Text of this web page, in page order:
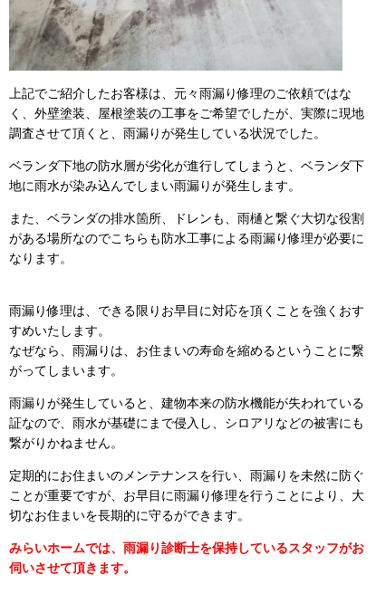
上記でご紹介したお客様は、元々雨漏り修理のご依頼ではな
く、外壁塗装、屋根塗装の工事をご希望でしたが、実際に現地
調査させて頂くと、雨漏りが発生している状況でした。
ベランダ下地の防水層が劣化が進行してしまうと、ベランダ下
地に雨水が染み込んでしまい雨漏りが発生します。
また、ベランダの排水箇所、ドレンも、雨樋と繋ぐ大切な役割
がある場所なのでこちらも防水工事による雨漏り修理が必要に
なります。
雨漏り修理は、できる限りお早目に対応を頂くことを強くおす
すめいたします。
なぜなら、雨漏りは、お住まいの寿命を縮めるということに繋
がってしまいます。
雨漏りが発生していると、建物本来の防水機能が失われている
証なので、雨水が基礎にまで侵入し、シロアリなどの被害にも
繋がりかねません。
定期的にお住まいのメンテナンスを行い、雨漏りを未然に防ぐ
ことが重要ですが、お早目に雨漏り修理を行うことにより、大
切なお住まいを長期的に守るができます。
みらいホームでは、雨漏り診断士を保持しているスタッフがお
伺いさせて頂きます。